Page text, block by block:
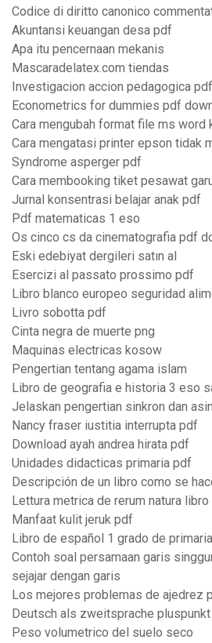
Codice di diritto canonico
Akuntansi keuangan desa pdf
Apa itu pencernaan mekanis
Mascaradelatex.com tiendas
Investigacion accion pedagogica pdf
Econometrics for dummies pdf
Cara mengubah format file ms word
Cara mengatasi printer epson tidak
Syndrome asperger pdf
Cara membooking tiket pesawat
Jurnal konsentrasi belajar anak pdf
Pdf matematicas 1 eso
Os cinco cs da cinematografia pdf
Eski edebiyat dergileri satın al
Esercizi al passato prossimo pdf
Libro blanco europeo seguridad
Livro sobotta pdf
Cinta negra de muerte png
Maquinas electricas kosow
Pengertian tentang agama islam
Libro de geografia e historia 3 eso
Jelaskan pengertian sinkron dan
Nancy fraser iustitia interrupta pdf
Download ayah andrea hirata pdf
Unidades didacticas primaria pdf
Descripción de un libro como se
Lettura metrica de rerum natura libro
Manfaat kulit jeruk pdf
Libro de español 1 grado de
Contoh soal persamaan garis
sejajar dengan garis
Los mejores problemas de ajedrez
Deutsch als zweitsprache
Peso volumetrico del suelo seco